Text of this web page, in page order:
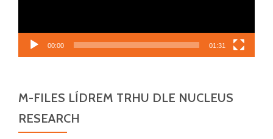
00:00 01:31
M-FILES LÍDREM TRHU DLE NUCLEUS
RESEARCH